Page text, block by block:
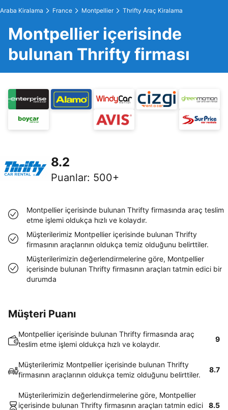
Araba Kiralama France Montpellier Thrifty Araç Kiralama
Montpellier içerisinde
bulunan Thrifty firması
8.2
Puanlar: 500+
Montpellier içerisinde bulunan Thrifty firmasında araç teslim
etme işlemi oldukça hızlı ve kolaydır.
Müşterilerimiz Montpellier içerisinde bulunan Thrifty
firmasının araçlarının oldukça temiz olduğunu belirttiler.
Müşterilerimizin değerlendirmelerine göre, Montpellier
içerisinde bulunan Thrifty firmasının araçları tatmin edici bir
durumda
Müşteri Puanı
Montpellier içerisinde bulunan Thrifty firmasında araç
teslim etme işlemi oldukça hızlı ve kolaydır.
9
Müşterilerimiz Montpellier içerisinde bulunan Thrifty
firmasının araçlarının oldukça temiz olduğunu belirttiler.
8.7
Müşterilerimizin değerlendirmelerine göre, Montpellier
içerisinde bulunan Thrifty firmasının araçları tatmin edici
8.5